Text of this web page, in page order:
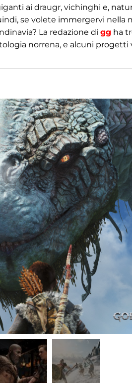
ai draugr, vichinghi e,
se volete immergervi nella
La redazione di gg ha
norrena, e alcuni progetti